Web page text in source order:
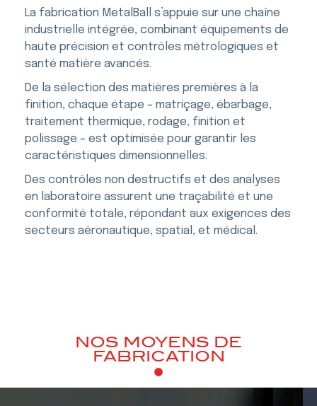
La fabrication MetalBall s’appuie sur une chaîne
industrielle intégrée, combinant équipements de
haute précision et contrôles métrologiques et
santé matière avancés.
De la sélection des matières premières à la
finition, chaque étape – matriçage, ébarbage,
traitement thermique, rodage, finition et
polissage – est optimisée pour garantir les
caractéristiques dimensionnelles.
Des contrôles non destructifs et des analyses
en laboratoire assurent une traçabilité et une
conformité totale, répondant aux exigences des
secteurs aéronautique, spatial, et médical.
NOS MOYENS DE
FABRICATION